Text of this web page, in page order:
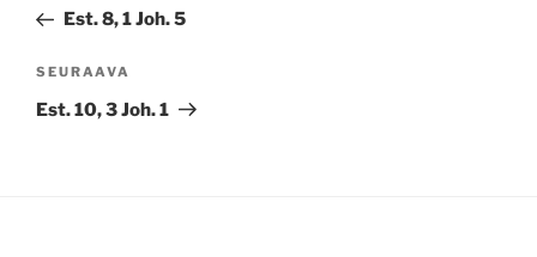
artikkeli
Est. 8, 1 Joh. 5
Seuraava
artikkeli
SEURAAVA
Est. 10, 3 Joh. 1